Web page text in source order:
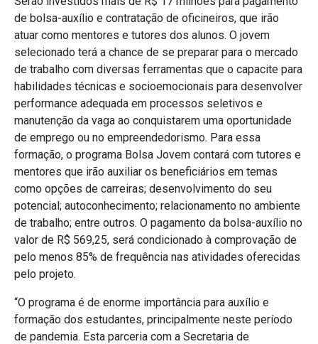
de bolsa-auxílio e contratação de oficineiros, que irão
atuar como mentores e tutores dos alunos. O jovem
selecionado terá a chance de se preparar para o mercado
de trabalho com diversas ferramentas que o capacite para
habilidades técnicas e socioemocionais para desenvolver
performance adequada em processos seletivos e
manutenção da vaga ao conquistarem uma oportunidade
de emprego ou no empreendedorismo. Para essa
formação, o programa Bolsa Jovem contará com tutores e
mentores que irão auxiliar os beneficiários em temas
como opções de carreiras; desenvolvimento do seu
potencial; autoconhecimento; relacionamento no ambiente
de trabalho; entre outros. O pagamento da bolsa-auxílio no
valor de R$ 569,25, será condicionado à comprovação de
pelo menos 85% de frequência nas atividades oferecidas
pelo projeto.
“O programa é de enorme importância para auxílio e
formação dos estudantes, principalmente neste período
de pandemia. Esta parceria com a Secretaria de